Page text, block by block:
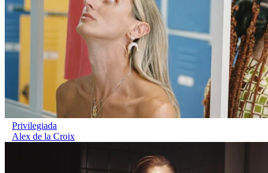
Privilegiada
Alex de la Croix